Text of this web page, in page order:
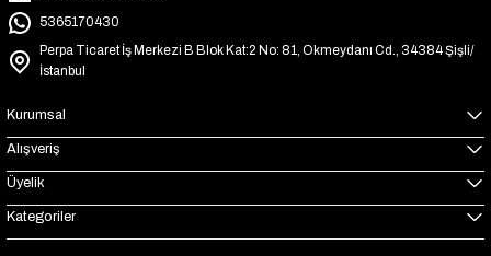
5365170430
Perpa Ticaret İş Merkezi B Blok Kat:2 No: 81, Okmeydanı Cd., 34384 Şişli/
İstanbul
Kurumsal
Alışveriş
Üyelik
Kategoriler